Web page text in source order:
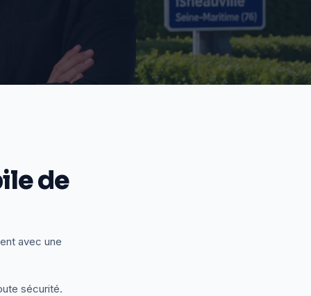
de
avec une
sécurité.